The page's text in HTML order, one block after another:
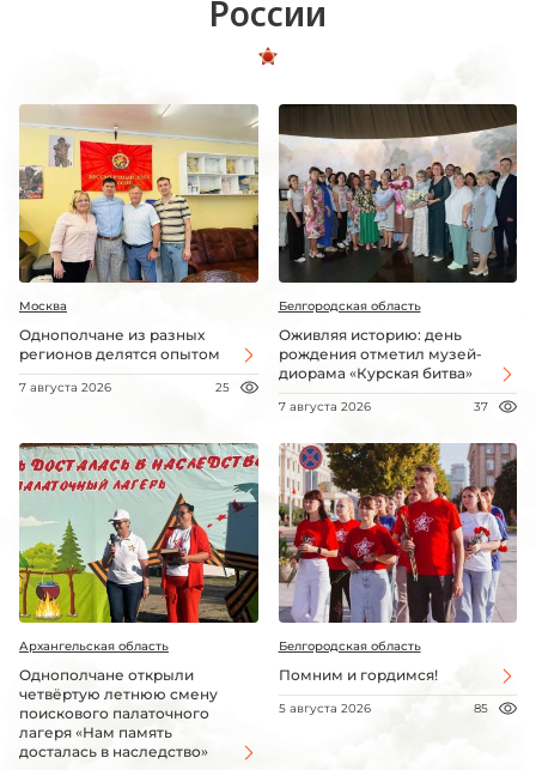
России
Москва
Однополчане из разных
регионов делятся опытом
7 августа 2026 25
Белгородская область
Оживляя историю: день
рождения отметил музей-
диорама «Курская битва»
7 августа 2026 37
Архангельская область
Однополчане открыли
четвёртую летнюю смену
поискового палаточного
лагеря «Нам память
досталась в наследство»
Белгородская область
Помним и гордимся!
5 августа 2026 85